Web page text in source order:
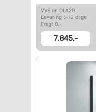
VVS nr. DLA20
Levering 5-10 dage
Fragt 0,-
7.845,-